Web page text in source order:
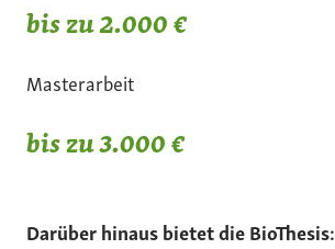
bis zu 2.000 €
Masterarbeit
bis zu 3.000 €
Darüber hinaus bietet die BioThesis: